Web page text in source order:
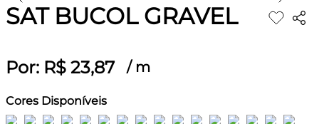
SAT BUCOL GRAVEL
Por: R$ 23,87 / m
Cores Disponíveis